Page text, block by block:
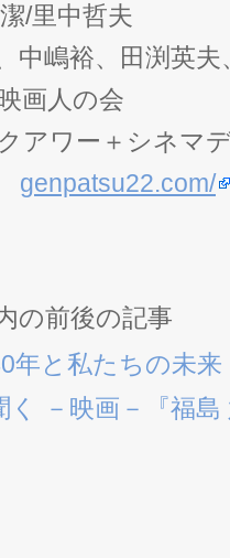
/里中哲夫
中嶋裕、田渕英夫
画人の会
アワー＋シネマ
genpatsu22.com/
の前後の記事
年と私たちの未来
く －映画－『福